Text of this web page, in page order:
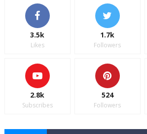
3.5k
Likes
1.7k
Followers
2.8k
Subscribes
524
Followers